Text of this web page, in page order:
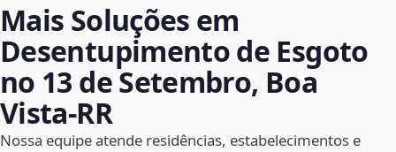
Mais Soluções em
Desentupimento de Esgoto
no 13 de Setembro, Boa
Vista‑RR
Nossa equipe atende residências, estabelecimentos e